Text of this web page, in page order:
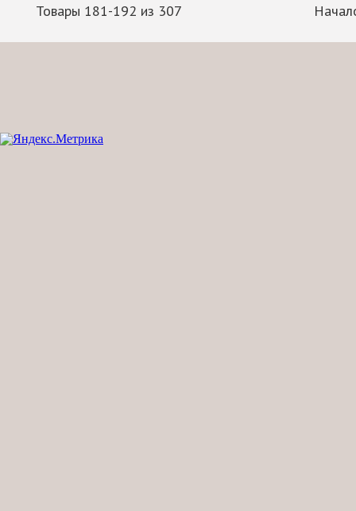
Товары 181-192 из 307